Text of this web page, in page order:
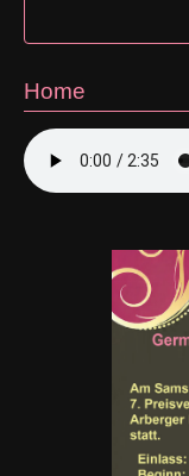
Home